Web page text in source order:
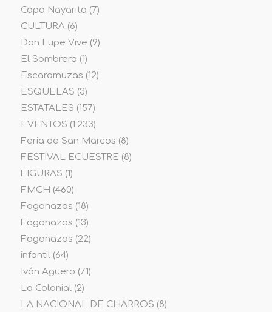
Copa Nayarita (7)
CULTURA(6)
Don Lupe Vive (9)
El Sombrero (1)
Escaramuzas (12)
ESQUELAS (3)
ESTATALES (157)
EVENTOS (1.233)
Feria de San Marcos (8)
FESTIVAL ECUESTRE (8)
FIGURAS (1)
FMCH (460)
Fogonazos (18)
Fogonazos (13)
Fogonazos (22)
infantil(64)
Iván Agüero (71)
La Colonial(2)
LA NACIONAL DE CHARROS (8)